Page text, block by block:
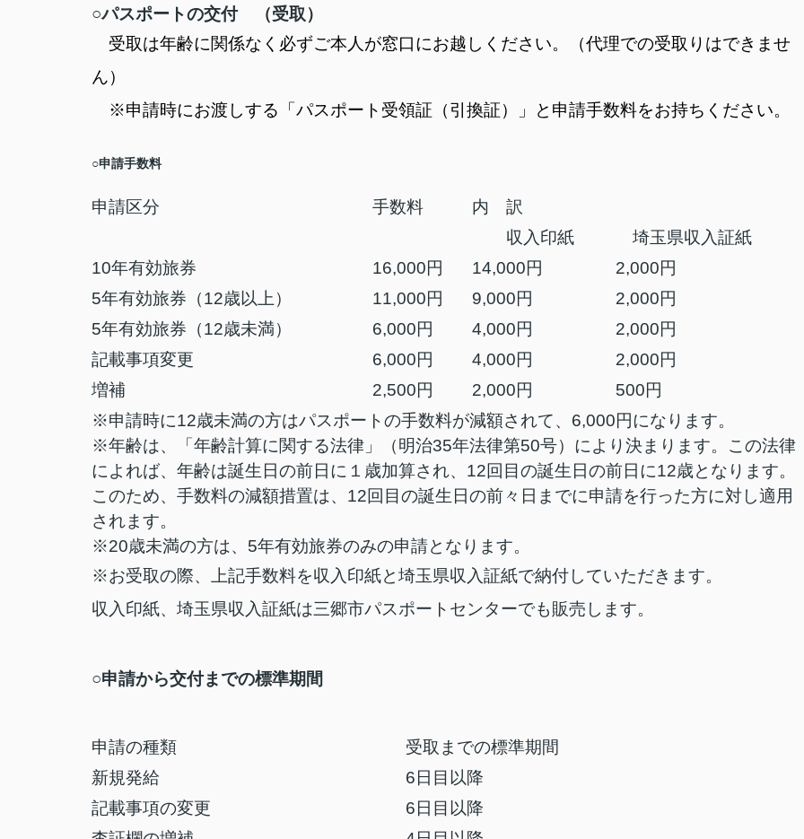
○パスポートの交付
（受取）
受取は年齢に関係なく必ずご本人が窓口にお越しください。（代理での受取りはできませ
ん）
※申請時にお渡しする「パスポート受領証（引換証）」と申請手数料をお持ちください。
○申請手数料
申請区分 手数料
内 訳
収入印紙
埼玉県収入証紙
10年有効旅券
16,000円 14,000円
2,000円
5年有効旅券（12歳以上）
11,000円 9,000円
2,000円
5年有効旅券（12歳未満）
6,000円 4,000円
2,000円
記載事項変更
6,000円 4,000円
2,000円
増補
2,500円 2,000円
500円
※申請時に12歳未満の方はパスポートの手数料が減額されて、6,000円になります。
※年齢は、「年齢計算に関する法律」（明治35年法律第50号）により決まります。この法律
によれば、年齢は誕生日の前日に１歳加算され、12回目の誕生日の前日に12歳となります。
このため、手数料の減額措置は、12回目の誕生日の前々日までに申請を行った方に対し適用
されます。
※20歳未満の方は、5年有効旅券のみの申請となります。
※お受取の際、上記手数料を収入印紙と埼玉県収入証紙で納付していただきます。
収入印紙、埼玉県収入証紙は三郷市パスポートセンターでも販売します。
○申請から交付までの標準期間
申請の種類
受取までの標準期間
新規発給
6日目以降
記載事項の変更
6日目以降